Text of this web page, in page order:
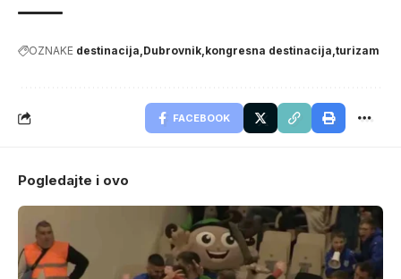
OZNAKE destinacija Dubrovnik kongresna destinacija turizam
FACEBOOK
Pogledajte i ovo